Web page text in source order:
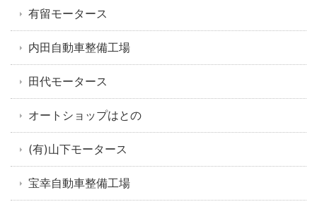
有留モータース
内田自動車整備工場
田代モータース
オートショップはとの
(有)山下モータース
宝幸自動車整備工場